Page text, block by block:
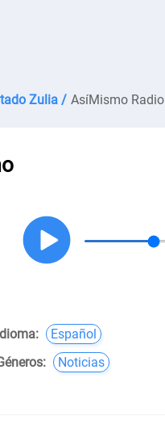
Zulia / AsíMismo Radio
Español
Noticias